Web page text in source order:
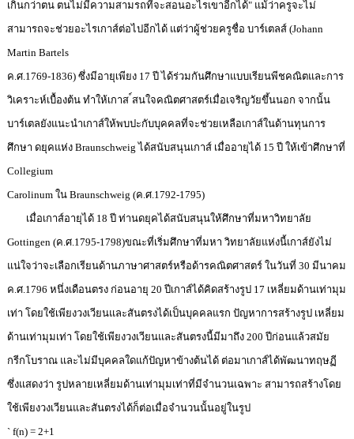
เกินกว่าตน ตนไม่มีความสามรถที่จะสอนอะไรเขาอีกได้" แม้ว่าครูจะไม่
สามารถจะช่วยอะไรเกาส์ต่อไปอีกได้ แต่ว่าผู้ช่วยครูชื่อ บาร์เตลส์ (Johann
Martin Bartels
ค.ศ.1769-1836) ซึ่งมีอายุเพียง 17 ปี ได้ร่วมกันศึกษาแบบเรียนพีชคณิตและการ
วิเคราะห์เบื้องต้น ทำให้เกาส ์สนใจคณิตศาสตร์เมื่อเจริญวัยขึ้นนอก จากนั้น
บาร์เตลยังแนะนำเกาส์ให้พบปะกับบุคคลที่จะช่วยเหลือเกาส์ในด้านทุนการ
ศึกษา ดยุคแห่ง Braunschweig ได้สนับสนุนเกาส์ เมื่ออายุได้ 15 ปี ให้เข้าศึกษาที่
Collegium
Carolinum ใน Braunschweig (ค.ศ.1792-1795)
เมื่อเกาส์อายุได้ 18 ปี ท่านดยุคได้สนับสนุนให้ศึกษาที่มหาวิทยาลัย
Gottingen (ค.ศ.1795-1798)ขณะที่เริ่มศึกษาที่มหา วิทยาลัยแห่งนี้เกาส์ยังไม่
แน่ใจว่าจะเลือกเรียนด้านภาษาศาสตร์หรือด้ารคณิตศาสตร์ ในวันที่ 30 มีนาคม
ค.ศ.1796 หนึ่งเดือนตรง ก่อนอายุ 20 ปีเกาส์ได้คิดสร้างรูป 17 เหลี่ยมด้านเท่ามุม
เท่า โดยใช้เพียงวงเวียนและสันตรงได้เป็นบุคคลแรก ปัญหาการสร้างรูป เหลี่ยม
ด้านเท่ามุมเท่า โดยใช้เพียงวงเวียนและสันตรงนี้มีมาถึง 200 ปีก่อนแล้วสมัย
กรีกโบราณ และไม่มีบุคคลใดแก้ปัญหาข้างต้นได้ ต่อมาเกาส์ได้พัฒนาทฤษฏี
ซึ่งแสดงว่า รูปหลายเหลี่ยมด้านเท่ามุมเท่าที่มีจำนวนเฉพาะ สามารถสร้างโดย
ใช้เพียงวงเวียนและสันตรงได้ก็ต่อเมื่อจำนวนนั้นอยู่ในรูป
` f(n) = 2+1